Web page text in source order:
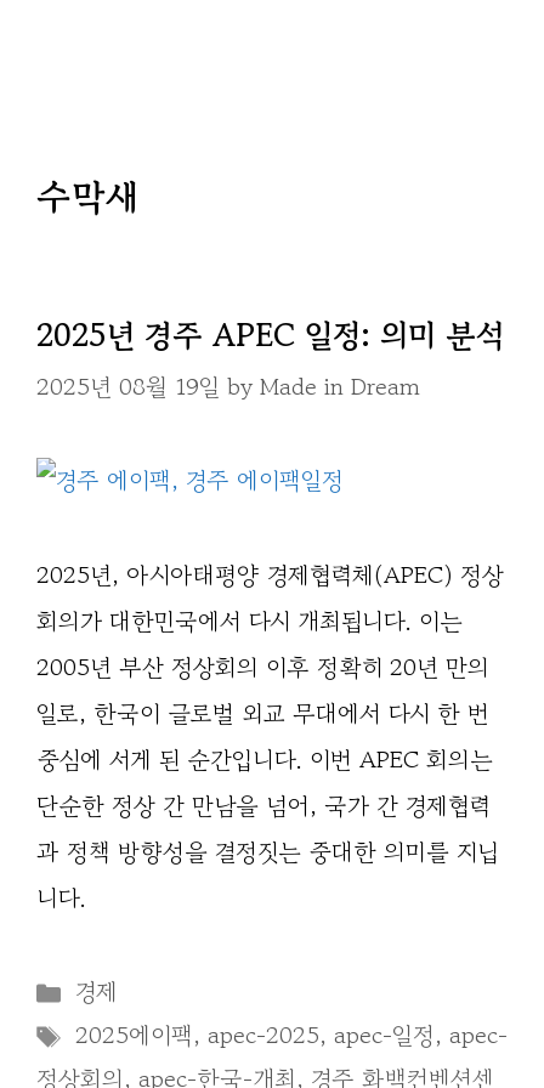
수막새
2025년 경주 APEC 일정: 의미 분석
2025년 08월 19일 by Made in Dream
2025년, 아시아태평양 경제협력체(APEC) 정상
회의가 대한민국에서 다시 개최됩니다. 이는
2005년 부산 정상회의 이후 정확히 20년 만의
일로, 한국이 글로벌 외교 무대에서 다시 한 번
중심에 서게 된 순간입니다. 이번 APEC 회의는
단순한 정상 간 만남을 넘어, 국가 간 경제협력
과 정책 방향성을 결정짓는 중대한 의미를 지닙
니다.
Categories
경제
Tags
2025에이팩, apec-2025, apec-일정, apec-
정상회의, apec-한국-개최, 경주 화백컨벤션센